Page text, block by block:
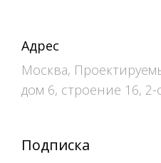
Адрес
Москва,
дом 6, строение 16,
Подписка